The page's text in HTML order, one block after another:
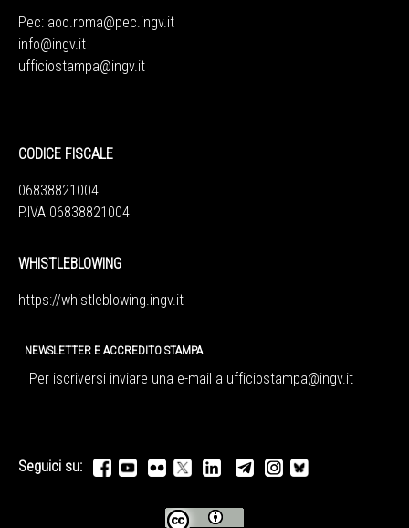
Pec: aoo.roma@pec.ingv.it
info@ingv.it
ufficiostampa@ingv.it
CODICE FISCALE
06838821004
P.IVA 06838821004
WHISTLEBLOWING
https://whistleblowing.ingv.it
NEWSLETTER E ACCREDITO STAMPA
Per iscriversi inviare una e-mail a ufficiostampa@ingv.it
Seguici su: